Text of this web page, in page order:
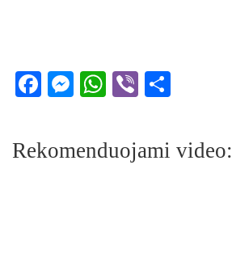
Facebook
Messenger
WhatsApp
Viber
Rekomenduojami video: